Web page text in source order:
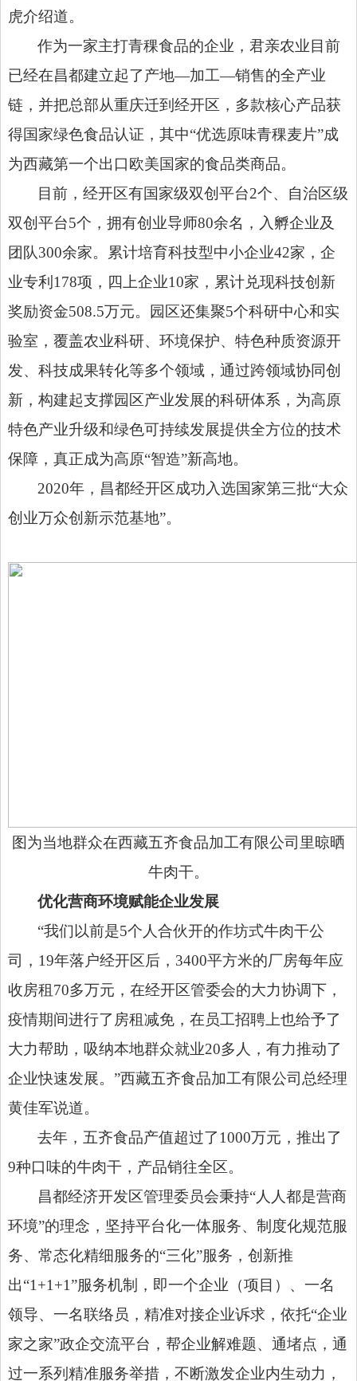
虎介绍道。
作为一家主打青稞食品的企业，君亲农业目前
已经在昌都建立起了产地—加工—销售的全产业
链，并把总部从重庆迁到经开区，多款核心产品获
得国家绿色食品认证，其中“优选原味青稞麦片”成
为西藏第一个出口欧美国家的食品类商品。
目前，经开区有国家级双创平台2个、自治区级
双创平台5个，拥有创业导师80余名，入孵企业及
团队300余家。累计培育科技型中小企业42家，企
业专利178项，四上企业10家，累计兑现科技创新
奖励资金508.5万元。园区还集聚5个科研中心和实
验室，覆盖农业科研、环境保护、特色种质资源开
发、科技成果转化等多个领域，通过跨领域协同创
新，构建起支撑园区产业发展的科研体系，为高原
特色产业升级和绿色可持续发展提供全方位的技术
保障，真正成为高原“智造”新高地。
2020年，昌都经开区成功入选国家第三批“大众
创业万众创新示范基地”。
图为当地群众在西藏五齐食品加工有限公司里晾晒
牛肉干。
优化营商环境赋能企业发展
“我们以前是5个人合伙开的作坊式牛肉干公
司，19年落户经开区后，3400平方米的厂房每年应
收房租70多万元，在经开区管委会的大力协调下，
疫情期间进行了房租减免，在员工招聘上也给予了
大力帮助，吸纳本地群众就业20多人，有力推动了
企业快速发展。”西藏五齐食品加工有限公司总经理
黄佳军说道。
去年，五齐食品产值超过了1000万元，推出了
9种口味的牛肉干，产品销往全区。
昌都经济开发区管理委员会秉持“人人都是营商
环境”的理念，坚持平台化一体服务、制度化规范服
务、常态化精细服务的“三化”服务，创新推
出“1+1+1”服务机制，即一个企业（项目）、一名
领导、一名联络员，精准对接企业诉求，依托“企业
家之家”政企交流平台，帮企业解难题、通堵点，通
过一系列精准服务举措，不断激发企业内生动力，